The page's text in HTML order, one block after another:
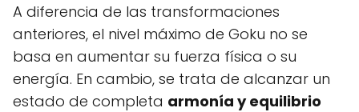
A diferencia de las transformaciones
anteriores, el nivel máximo de Goku no se
basa en aumentar su fuerza física o su
energía. En cambio, se trata de alcanzar un
estado de completa armonía y equilibrio